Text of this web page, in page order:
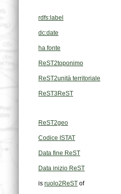
rdfs:label
dc:date
ha fonte
ReST2toponimo
ReST2unità territoriale
ReST3ReST
ReST2geo
Codice ISTAT
Data fine ReST
Data inizio ReST
is ruolo2ReST of